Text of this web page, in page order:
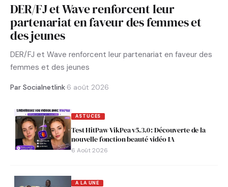
DER/FJ et Wave renforcent leur
partenariat en faveur des femmes et
des jeunes
DER/FJ et Wave renforcent leur partenariat en faveur des
femmes et des jeunes
Par Socialnetlink·6 août 2026
ASTUCES
Test HitPaw VikPea v5.3.0 : Découverte de la
nouvelle fonction beauté vidéo IA
6 Août 2026
A LA UNE